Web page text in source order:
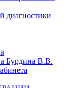
диагностики
Бурдина В.В.